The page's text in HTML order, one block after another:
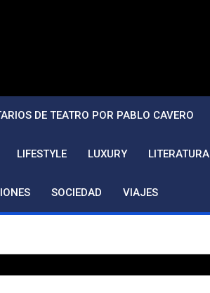
DE TEATRO POR PABLO CAVERO
LIFESTYLE LUXURY LITERATURA
SOCIEDAD VIAJES